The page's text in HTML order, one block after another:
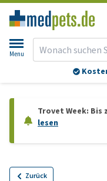
Menu
Trovet Week: Bis
lesen
Zurück